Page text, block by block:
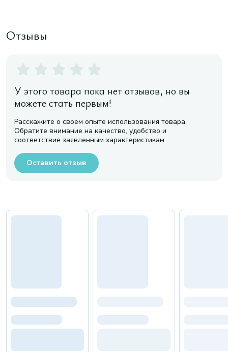
Отзывы
У этого товара пока нет отзывов, но вы
можете стать первым!
Расскажите о своем опыте использования товара.
Обратите внимание на качество, удобство и
соответствие заявленным характеристикам
Оставить отзыв